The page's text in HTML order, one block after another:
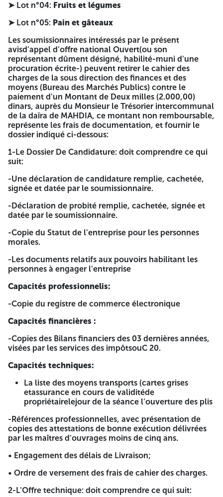
APPROVISIONNEMENT DE L'EPH DE MAHDIA EN DENREES
Heure de dépôt des offres: La date et l'heure limite de
dépôt des offres est fixée à Dix(10) jours à compter de la
date de la première parution de cet avis dans le bulletin
officiel des marchés de l'opérateur public (BOMOP), la
presse ou le portail des marchés publics à 13:00. Si ce jour
coincide avec un jour férié un jour de repos légal, la durée
de préparation des offres est prorogée jusqu'au jour
ouvrable suivant. Les soumissionnaires resteront engagés
par leurs offres pendant une durée de 100 Joursà compter
de la date de la première parution de cet avis dans le
bulletin officiel des marchés de l'opérateur public
(BOMOP), la presse ou le portail des marchés publics. Les
soumissionnaires sont invitées cordialement à assister à la
séance d'ouverture des plis techniques et financiers prévue
le dernier jour de dépôt des offres corresponde au dernier
de l'Etablissement Public Hospitalier de Mahdia (Rue Emir
Abdelkader). A -=-=-=-
REPUBLIQUE ALGERIENNE DEMOCRATIQUE et
POPULAIRE.
Ministère de la Santé.
TIARET
Etablissement Public Hospitalier de MAHDIA
Adresse: Rue Emir Abdelkader-Mahdia-TIARET
NIF: 40001600001404101004.
Avis d'appel d'offre national Ouvert avec exigence de
capacités minimales N°01/2025
l'établissement Public Hospitalier de Mahdia « Hôpital
Mohamed Boudiaf » (Wilaya de Tiaret) lance un avis
minimales pour la douzièmes fois après annulation des
procédures(Article 02 dans le cahier des charges)en vue de
l'approvisionnement de l'EPH de Mahdia en denrées
selon les lots comme suit:
➤ Lot n°01:Viande rouge, blanche fraîche et œufs
➤ Lot n°02:Poisson Frais
➤ Lot n°03:Alimentation générale
➤ Lot n°04:Fruits et légumes
➤ Lot n°04: Fruits et légumes
➤ Lot n°05: Pain et gâteaux
Les soumissionnaires intéressés par le présent
avisd'appel d'offre national Ouvert(ou son
représentant dûment désigné, habilité-muni d'une
procuration écrite-) peuvent retirer le cahier des
charges de la sous direction des finances et des
moyens (Bureau des Marchés Publics) contre le
paiement d'un Montant de Deux milles (2.000,00)
dinars, auprès du Monsieur le Trésorier intercommunal
de la daïra de MAHDIA, ce montant non remboursable,
représente les frais de documentation, et fournir le
dossier indiqué ci-dessous:
1-Le Dossier De Candidature: doit comprendre ce qui
suit:
-Une déclaration de candidature remplie, cachetée,
signée et datée par le soumissionnaire.
-Déclaration de probité remplie, cachetée, signée et
datée par le soumissionnaire.
-Copie du Statut de l'entreprise pour les personnes
morales.
-Les documents relatifs aux pouvoirs habilitant les
personnes à engager l'entreprise
Capacités professionnelis:
-Copie du registre de commerce électronique
Capacités financières :
-Copies des Bilans financiers des 03 dernières années,
visées par les services des impôtsouC 20.
Capacités techniques:
La liste des moyens transports (cartes grises
etassurance en cours de validitéde
propriétairelejour de la séance l'ouverture des plis
-Références professionnelles, avec présentation de
copies des attestations de bonne exécution délivrées
par les maîtres d'ouvrages moins de cinq ans.
• Engagement des délais de Livraison;
• Ordre de versement des frais de cahier des charges.
2-L'Offre technique: doit comprendre ce qui suit: